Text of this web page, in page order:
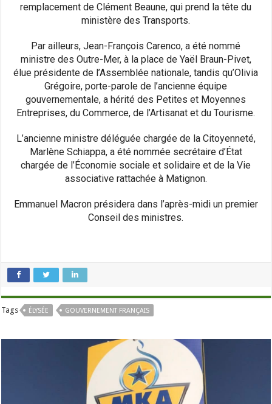
remplacement de Clément Beaune, qui prend la tête du
ministère des Transports.
Par ailleurs, Jean-François Carenco, a été nommé
ministre des Outre-Mer, à la place de Yaël Braun-Pivet,
élue présidente de l’Assemblée nationale, tandis qu’Olivia
Grégoire, porte-parole de l’ancienne équipe
gouvernementale, a hérité des Petites et Moyennes
Entreprises, du Commerce, de l’Artisanat et du Tourisme.
L’ancienne ministre déléguée chargée de la Citoyenneté,
Marlène Schiappa, a été nommée secrétaire d’État
chargée de l’Économie sociale et solidaire et de la Vie
associative rattachée à Matignon.
Emmanuel Macron présidera dans l’après-midi un premier
Conseil des ministres.
Tags ÉLYSÉE GOUVERNEMENT FRANÇAIS